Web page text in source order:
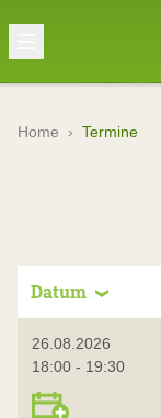
Home › Termine
Datum
26.08.2026
18:00 - 19:30